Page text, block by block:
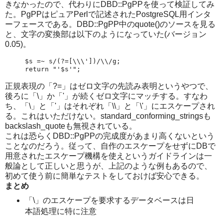
きなかったので、代わりにDBD::PgPPを使って検証してみ
た。PgPPはピュアPerlで記述されたPostgreSQL用インタ
ーフェースである。DBD::PgPP中のquote()のソースを見る
と、文字の変換部は以下のようになっていた(バージョン
0.05)。
$s =~ s/(?=[\\\'])/\\/g;
正規表現の「?=」はゼロ文字の先読み表明というやつで、
後ろに「\」か「'」が続くゼロ文字にマッチする。すなわ
ち、「\」と「'」はそれぞれ「\\」と「\'」にエスケープされ
る。これはいただけない。standard_conforming_stringsも
backslash_quoteも無視されている。
これは恐らくDBD::PgPPの完成度があまり高くないという
ことなのだろう。従って、自作のエスケープをせずにDBで
用意されたエスケープ機構を使えというガイドラインは一
般論として正しいと思うが、上記のような例もあるので、
初めて使う前に簡単なテストをしておけば安心できる。
まとめ
「\」のエスケープを要求するデータベースは日
本語処理に特に注意